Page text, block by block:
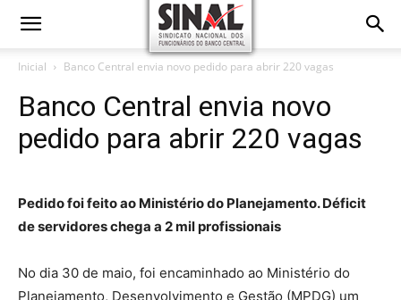
Inicial Banco Central envia novo pedido para abrir 220 vagas
Banco Central envia novo
pedido para abrir 220 vagas
Pedido foi feito ao Ministério do Planejamento. Déficit
de servidores chega a 2 mil profissionais
No dia 30 de maio, foi encaminhado ao Ministério do
Planejamento, Desenvolvimento e Gestão (MPDG) um